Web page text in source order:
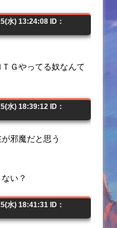
水) 13:24:08 ID：
Ｇやってる奴なんて
水) 18:39:12 ID：
邪魔だと思う
い？
水) 18:41:31 ID：